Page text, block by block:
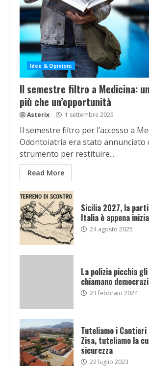
Idee & Opinioni
Il semestre filtro a Medicina:
più che un’opportunità
Asterix 1 settembre 2025
Il semestre filtro per l’accesso a
Odontoiatria era stato annunciato
strumento per restituire...
Read More
Sicilia 2027, la
Italia è appena
24 agosto 2025
La polizia picchia
chiamano
23 febbraio 2024
Tuteliamo i
Zisa, tuteliamo la
sicurezza
22 luglio 2023